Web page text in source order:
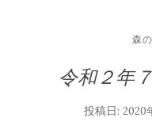
森
令和２年
投稿日: 2020